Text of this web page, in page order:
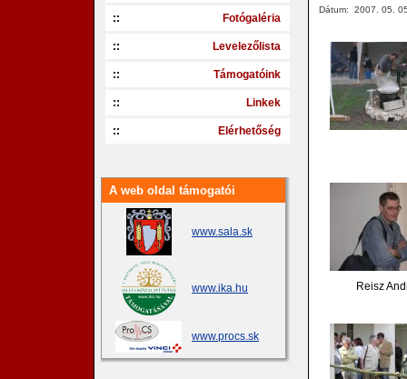
:: Fotógaléria
:: Levelezőlista
:: Támogatóink
:: Linkek
:: Elérhetőség
A web oldal támogatói
www.sala.sk
www.ika.hu
www.procs.sk
Dátum: 2007. 05.
Reisz